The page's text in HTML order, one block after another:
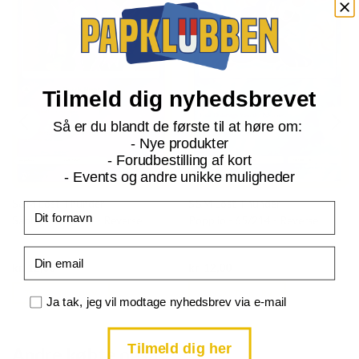
S&M Lost Thunder
Sableye - 96/214 - Reverse
12,00 Current
price
kr. 39,95.
S&M Lost Thunder
price
kr. 39,95.
Tilmeld dig nyhedsbrevet
Så er du blandt de første til at høre om:
- Nye produkter
- Forudbestilling af kort
- Events og andre unikke muligheder
Samtykke
Ja tak, jeg vil modtage nyhedsbrev via e-mail
Tilmeld dig her